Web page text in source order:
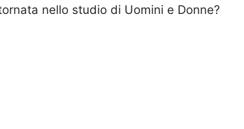
nello studio di Uomini e Donne?